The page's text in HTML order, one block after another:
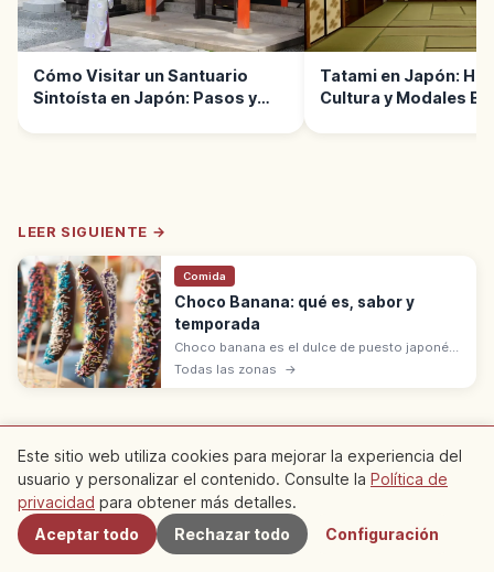
Cómo Visitar un Santuario
Sintoísta en Japón: Pasos y
Tatami en Japón:
Cultura y Modales
LEER SIGUIENTE →
Comida
Choco Banana: qué es, sabor y
temporada
Choco banana es el dulce de puesto japonés:
plátano en un palillo waribashi bañado en
Todas las zonas →
redacción y puede diferir de la situación actual. Además, no
garantizamos la exactitud ni la integridad del contenido publicado,
agradecemos su comprensión.
Patrocinado
Este artículo puede contener anuncios (enlaces de
afiliados); podemos ganar una comisión por las reservas realizadas a
través de ellos.
Cercanos
Este sitio web utiliza cookies para mejorar la experiencia del
usuario y personalizar el contenido. Consulte la Política de
privacidad para obtener más detalles.
Aceptar todo
Rechazar todo Configuración